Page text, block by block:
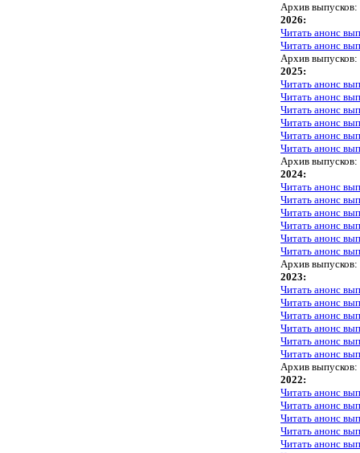
Архив выпусков:
2026:
Читать анонс
Читать анонс
Архив выпусков:
2025:
Читать анонс
Читать анонс
Читать анонс
Читать анонс
Читать анонс
Читать анонс
Архив выпусков:
2024:
Читать анонс
Читать анонс
Читать анонс
Читать анонс
Читать анонс
Читать анонс
Архив выпусков:
2023:
Читать анонс
Читать анонс
Читать анонс
Читать анонс
Читать анонс
Читать анонс
Архив выпусков:
2022:
Читать анонс
Читать анонс
Читать анонс
Читать анонс
Читать анонс